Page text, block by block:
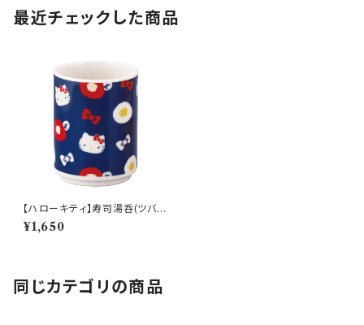
最近チェックした商品
【ハローキティ】寿司湯呑(ツバ
キ)【HK200】HK201-327
¥1,650
同じカテゴリの商品